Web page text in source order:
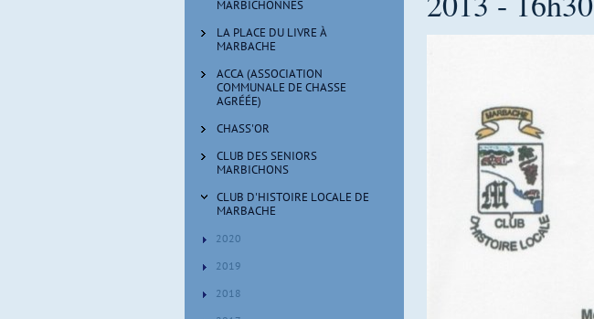
MARBICHONNES
LA PLACE DU LIVRE À
MARBACHE
ACCA (ASSOCIATION
COMMUNALE DE CHASSE
AGRÉÉE)
CHASS'OR
CLUB DES SENIORS
MARBICHONS
CLUB D'HISTOIRE LOCALE DE
MARBACHE
2020
2019
2018